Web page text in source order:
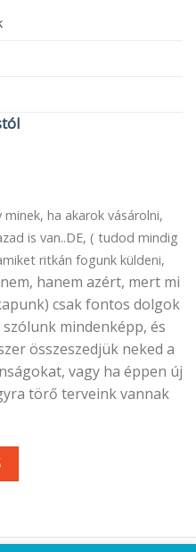
ha akarok vásárolni,
is van..DE, ( tudod mindig
ritkán fogunk küldeni,
hanem azért, mert mi
csak fontos dolgok
mindenképp, és
összeszedjük neked a
vagy ha éppen új
törő terveink vannak